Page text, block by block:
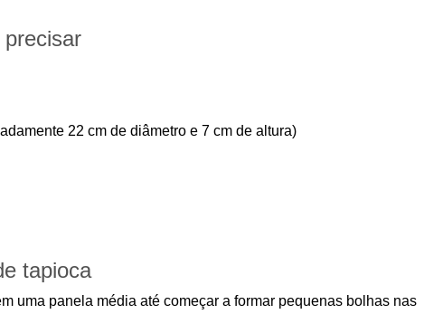
22 cm de diâmetro e 7 cm de altura)
tapioca
uma panela média até começar a formar pequenas bolhas nas